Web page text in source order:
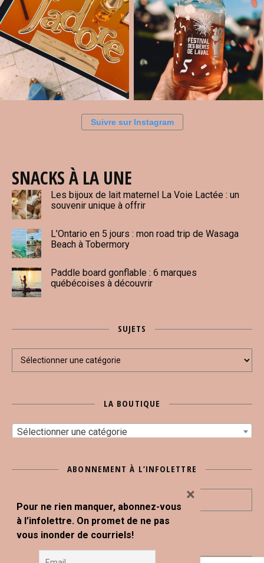
Suivre sur Instagram
SNACKS À LA UNE
Les bijoux de lait maternel La Voie Lactée : un
souvenir unique à offrir
L’Ontario en 5 jours : mon road trip de Wasaga
Beach à Tobermory
Paddle board gonflable : 6 marques
québécoises à découvrir
SUJETS
Sujets
LA BOUTIQUE
Sélectionner une catégorie
ABONNEMENT À L’INFOLETTRE
Pour ne rien manquer, abonnez-vous
à l’infolettre. On promet de ne pas
vous inonder de courriels!
×